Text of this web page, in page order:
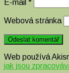
E-mail *
Webová stránka
Web používá
jak jsou